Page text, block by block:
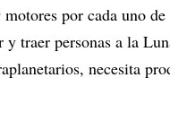
motores por cada uno
y traer personas a la
necesita